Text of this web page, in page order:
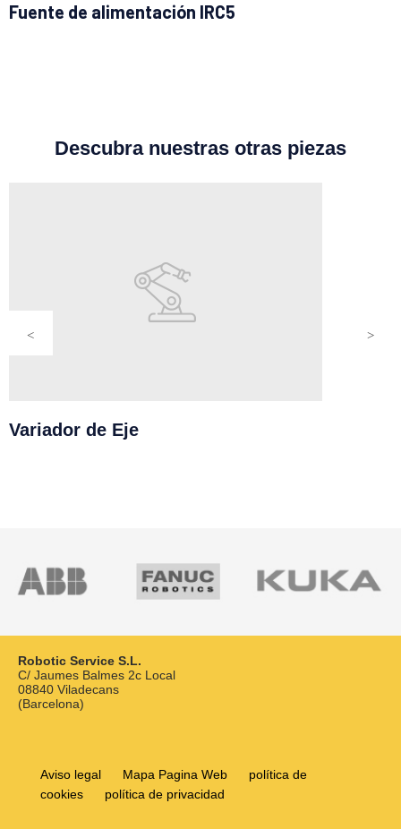
Fuente de alimentación IRC5
Descubra nuestras otras piezas
Variador de Eje
Robotic Service S.L.
C/ Jaumes Balmes 2c Local
08840 Viladecans
(Barcelona)
Aviso legal Mapa Pagina Web
política de
cookies
política de privacidad